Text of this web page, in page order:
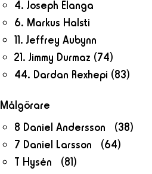
4. Joseph Elanga
6. Markus Halsti
11. Jeffrey Aubynn
21. Jimmy Durmaz (74)
44. Dardan Rexhepi (83)
Målgörare
8 Daniel Andersson (38)
7 Daniel Larsson (64)
T Hysén (81)